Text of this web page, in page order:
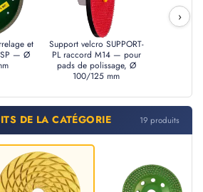
›
et
— Ø
Support velcro SUPPORT-
PL raccord M14 — pour
pads de polissage, Ø
100/125 mm
DE LA CATÉGORIE 19 produits